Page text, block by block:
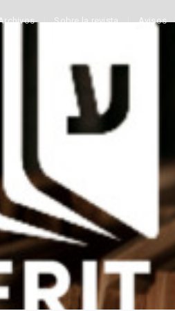
Sobre la revista Avisos